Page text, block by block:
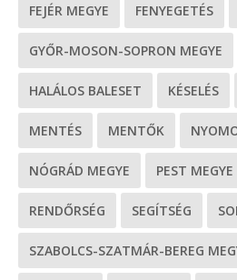
FEJÉR MEGYE FENYEGETÉS
GYŐR-MOSON-SOPRON MEGYE
HALÁLOS BALESET KÉSELÉS
MENTÉS MENTŐK
NÓGRÁD MEGYE PEST MEGYE
RENDŐRSÉG SEGÍTSÉG
SZABOLCS-SZATMÁR-BEREG